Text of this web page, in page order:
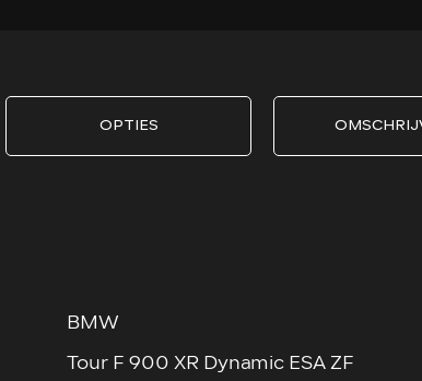
OPTIES
BMW
Tour F 900 XR Dynamic ESA ZF